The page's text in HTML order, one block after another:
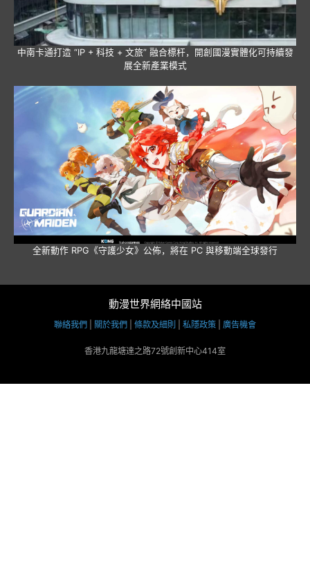
中南卡通打造 “IP + 科技 + 文旅” 融合標杆，開創國漫實體化可持續發
展全新產業模式
全新動作 RPG《守護少女》公佈，將在 PC 與移動端全球發行
動漫世界網絡中國站
聯絡我們 關於我們 條款及細則 私隱政策 廣告機會
香港九龍塘達之路72號創新中心414室